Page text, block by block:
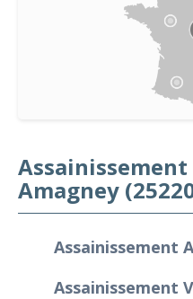
Amagney
Assainissement
Assainissement